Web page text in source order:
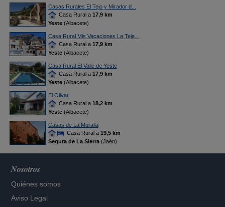
Casas Rurales El Tejo y Mirador d...
Casa Rural a 17,9 km
Yeste(Albacete)
Casa Rural Mis Vacaciones La Teje...
Casa Rural a 17,9 km
Yeste(Albacete)
Casa Rural El Valle de Yeste
Casa Rural a 17,9 km
Yeste(Albacete)
El Olivar
Casa Rural a 18,2 km
Yeste(Albacete)
Casas de La Muralla
Casa Rural a 19,5 km
Segura de La Sierra(Jaén)
Nosotros
Quiénes somos
Aviso Legal